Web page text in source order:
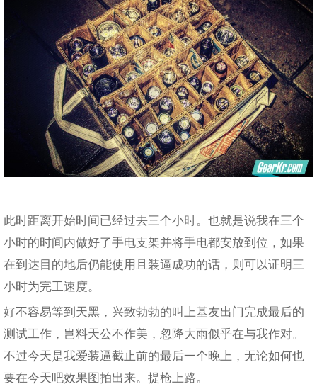
此时距离开始时间已经过去三个小时。也就是说我在三个
小时的时间内做好了手电支架并将手电都安放到位，如果
在到达目的地后仍能使用且装逼成功的话，则可以证明三
小时为完工速度。
好不容易等到天黑，兴致勃勃的叫上基友出门完成最后的
测试工作，岂料天公不作美，忽降大雨似乎在与我作对。
不过今天是我爱装逼截止前的最后一个晚上，无论如何也
要在今天吧效果图拍出来。提枪上路。